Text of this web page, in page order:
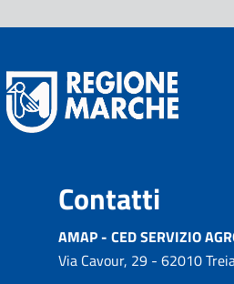
Contatti
AMAP - CED SERVIZIO
Via Cavour, 29 - 62010